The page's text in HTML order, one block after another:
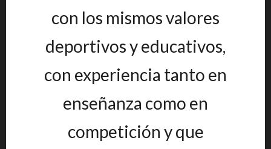
con los mismos valores
deportivos y educativos,
con experiencia tanto en
enseñanza como en
competición y que